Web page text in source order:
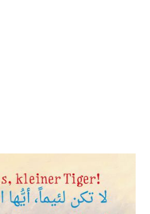
Tiger!